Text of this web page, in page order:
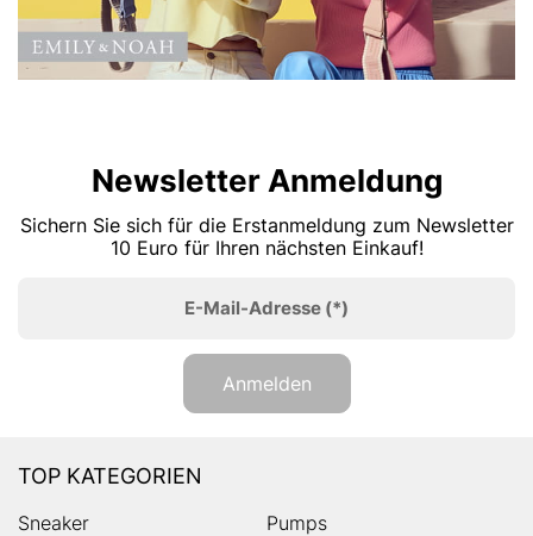
Newsletter Anmeldung
Sichern Sie sich für die Erstanmeldung zum Newsletter
10 Euro für Ihren nächsten Einkauf!
E-Mail-Adresse (*)
Anmelden
TOP KATEGORIEN
Sneaker
Pumps